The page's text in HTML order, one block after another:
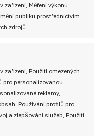
zařízení, Měření výkonu
publiku prostřednictvím
zdrojů.
zařízení, Použití omezených
pro personalizovanou
reklamy,
Používání profilů pro
a zlepšování služeb, Použití
DALŠÍ RECEPT
Kmínová polévka: Zázračný
vyprošťovák, který postaví
na nohy a nakopne trávení